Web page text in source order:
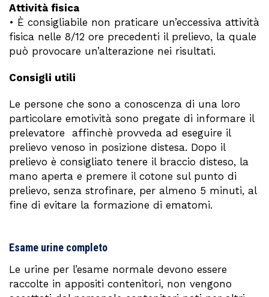
Attività fisica
• È consigliabile non praticare un’eccessiva attività
fisica nelle 8/12 ore precedenti il prelievo, la quale
può provocare un’alterazione nei risultati.
Consigli utili
Le persone che sono a conoscenza di una loro
particolare emotività sono pregate di informare il
prelevatore affinchè provveda ad eseguire il
prelievo venoso in posizione distesa. Dopo il
prelievo è consigliato tenere il braccio disteso, la
mano aperta e premere il cotone sul punto di
prelievo, senza strofinare, per almeno 5 minuti, al
fine di evitare la formazione di ematomi.
Esame urine completo
Le urine per l’esame normale devono essere
raccolte in appositi contenitori, non vengono